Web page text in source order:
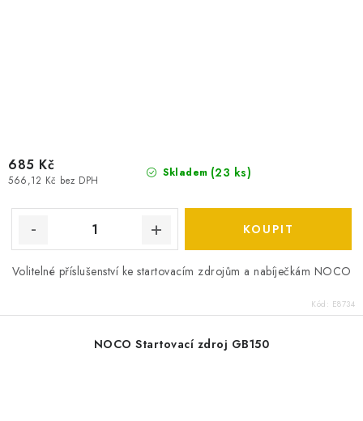
Skladem (23 ks)
566,12 Kč bez DPH
685 Kč
Volitelné příslušenství ke startovacím zdrojům a nabíječkám NOCO
Kód: E8734
NOCO Startovací zdroj GB150